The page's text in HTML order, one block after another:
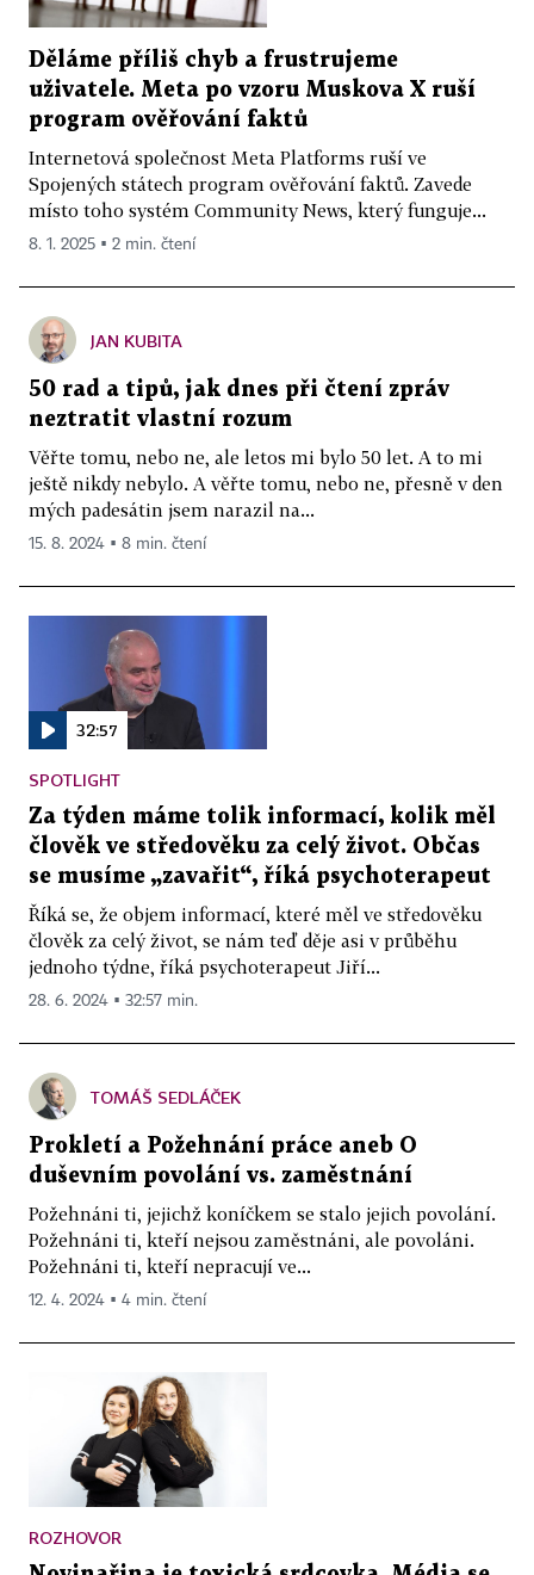
Děláme příliš chyb a frustrujeme
uživatele. Meta po vzoru Muskova X ruší
program ověřování faktů
Internetová společnost Meta Platforms ruší ve
Spojených státech program ověřování faktů. Zavede
místo toho systém Community News, který funguje...
8. 1. 2025 ▪ 2 min. čtení
JAN KUBITA
50 rad a tipů, jak dnes při čtení zpráv
neztratit vlastní rozum
Věřte tomu, nebo ne, ale letos mi bylo 50 let. A to mi
ještě nikdy nebylo. A věřte tomu, nebo ne, přesně v den
mých padesátin jsem narazil na...
15. 8. 2024 ▪ 8 min. čtení
32:57
SPOTLIGHT
Za týden máme tolik informací, kolik měl
člověk ve středověku za celý život. Občas
se musíme „zavařit“, říká psychoterapeut
Říká se, že objem informací, které měl ve středověku
člověk za celý život, se nám teď děje asi v průběhu
jednoho týdne, říká psychoterapeut Jiří...
28. 6. 2024 ▪ 32:57 min.
TOMÁŠ SEDLÁČEK
Prokletí a Požehnání práce aneb O
duševním povolání vs. zaměstnání
Požehnáni ti, jejichž koníčkem se stalo jejich povolání.
Požehnáni ti, kteří nejsou zaměstnáni, ale povoláni.
Požehnáni ti, kteří nepracují ve...
12. 4. 2024 ▪ 4 min. čtení
ROZHOVOR